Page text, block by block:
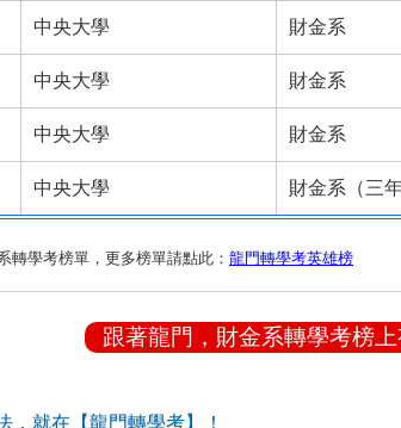
中央大學 財金系
中央大學 財金系
中央大學 財金系
中央大學 財金系（三年
學考榜單，更多榜單請點此： 龍門轉學考英雄榜
跟著龍門，財金系轉學考榜上
，就在【龍門轉學考】！